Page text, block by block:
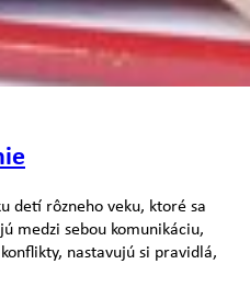
detí rôzneho veku, ktoré sa
medzi sebou komunikáciu,
nastavujú si pravidlá,